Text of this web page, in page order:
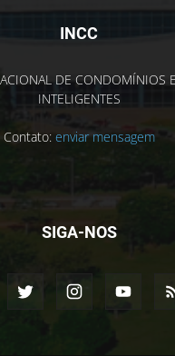
INCC
DE CONDOMÍNIOS
INTELIGENTES
Contato: enviar mensagem
SIGA-NOS